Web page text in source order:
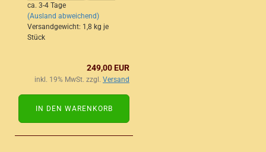
ca. 3-4 Tage
(Ausland abweichend)
Versandgewicht: 1,8 kg je
Stück
249,00 EUR
inkl. 19% MwSt. zzgl. Versand
IN DEN WARENKORB